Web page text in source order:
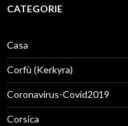
CATEGORIE
Casa
Corfù (Kerkyra)
Coronavirus-Covid2019
Corsica